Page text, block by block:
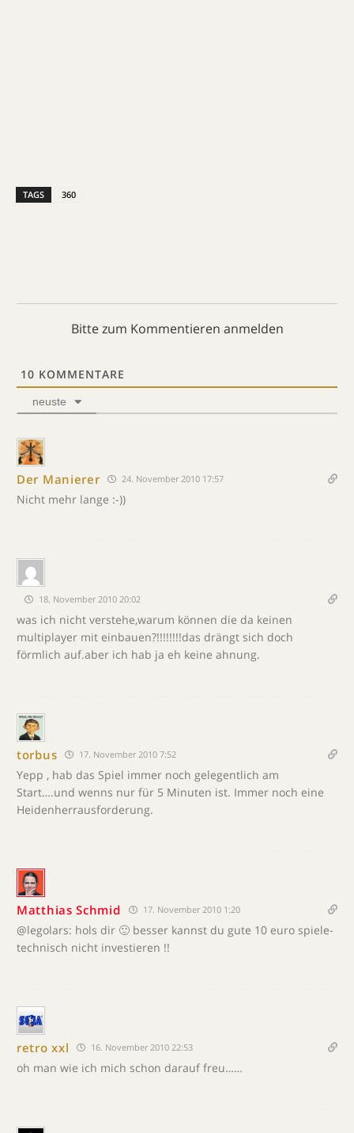
TAGS 360
Bitte zum Kommentieren anmelden
10 KOMMENTARE
neuste
Der Manierer 24. November 2010 17:57
Nicht mehr lange :-))
18. November 2010 20:02
was ich nicht verstehe,warum können die da keinen
multiplayer mit einbauen?!!!!!!!!das drängt sich doch
förmlich auf.aber ich hab ja eh keine ahnung.
torbus 17. November 2010 7:52
Yepp , hab das Spiel immer noch gelegentlich am
Start….und wenns nur für 5 Minuten ist. Immer noch eine
Heidenherrausforderung.
Matthias Schmid 17. November 2010 1:20
@legolars: hols dir 🙂 besser kannst du gute 10 euro spiele-
technisch nicht investieren !!
retro xxl 16. November 2010 22:53
oh man wie ich mich schon darauf freu……